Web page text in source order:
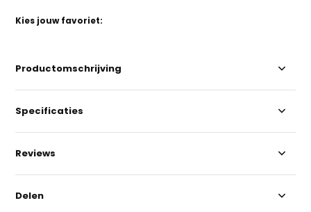
Kies jouw favoriet:
Productomschrijving
Specificaties
Reviews
Delen